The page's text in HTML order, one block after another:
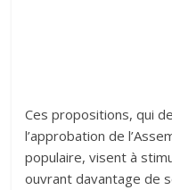
Ces propositions, qui
l’approbation de
populaire, visent à
ouvrant davantage de